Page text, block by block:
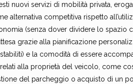
nuovi servizi di mobilità privata,
alternativa competitiva rispetto
(senza dover dividere lo spazio
grazie alla pianificazione
e la comodità di essere
alla proprietà del veicolo, come
del parcheggio o acquisto di un